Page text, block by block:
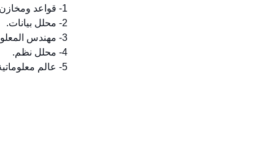
1- قواعد ومخازن البيانات.
2- محلل بيانات.
3- مهندس المعلومات.
4- محلل نظم.
5- عالم معلوماتية (بيانات صحية وحيوية و..).